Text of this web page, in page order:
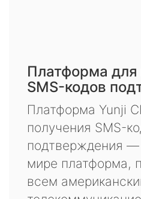
Платформа для
SMS-кодов
Платформа Yunji
получения SMS-
подтверждения —
мире платформа,
всем